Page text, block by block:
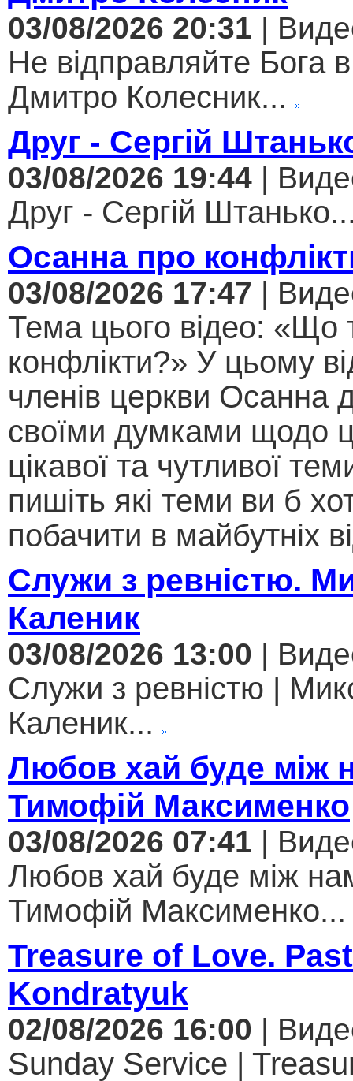
03/08/2026 20:31 |
Не відправляйте Бога
Дмитро Колесник...
Друг - Сергій
03/08/2026 19:44 |
Друг - Сергій
Осанна про
03/08/2026 17:47 |
Тема цього відео: «Що
конфлікти?» У цьому
членів церкви Осанна
своїми думками щодо
цікавої та чутливої
пишіть які теми ви б
побачити в майбутніх
Служи з ревністю.
Каленик
03/08/2026 13:00 |
Служи з ревністю |
Каленик...
Любов хай буде між
Тимофій Максименко
03/08/2026 07:41 |
Любов хай буде між
Тимофій Максименко...
Treasure of Love.
Kondratyuk
02/08/2026 16:00 |
Sunday Service |